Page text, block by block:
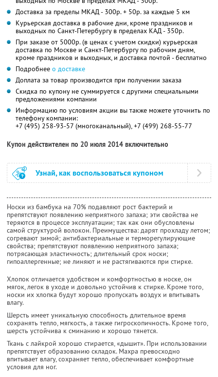
Доставка за пределы МКАД - 300р. + 50р. за каждые 5 км
Курьерская доставка в рабочие дни, кроме праздников и
выходных по Санкт-Петербургу в пределах КАД - 350р.
При заказе от 5000р. (в ценах с учетом скидки) курьерская
доставка по Москве и Санкт-Петербургу по рабочим дням,
кроме праздников и выходных, и доставка почтой - бесплатно
Подробнее о доставке
Доплата за товар производится при получении заказа
Скидка по купону не суммируется с другими специальными
предложениями компании
Информацию по условиям акции вы также можете уточнить по
телефону компании:
+7 (495) 258-93-57 (многоканальный), +7 (499) 268-55-77
Купон действителен по 20 июля 2014 включительно
Узнай, как воспользоваться купоном
Носки из бамбука на 70% подавляют рост бактерий и
препятствуют появлению неприятного запаха; эти свойства не
теряются в процессе эксплуатации; так как они обусловлены
самой структурой волокон. Преимущества: дарят прохладу летом;
согревают зимой; антибактериальные и терморегулирующие
свойства; препятствуют появлению неприятного запаха;
потрясающая эластичность; длительный срок носки;
гипоаллергенные; не линяют и не растягиваются при стирке.
Хлопок отличается удобством и комфортностью в носке, он
мягок, легок в уходе и довольно устойчив к стирке. Кроме того,
носки их хлопка будут хорошо пропускать воздух и впитывать
влагу.
Шерсть имеет уникальную способность длительное время
сохранять тепло, мягкость, а также гигроскопичность. Кроме того,
шерсть устойчива к сминанию и хорошо тянется.
Ткань с лайкрой хорошо стирается, «дышит». При использовании
препятствует образованию складок. Махра превосходно
впитывает влагу, сохраняет тепло, обеспечивает комфортные
условия для ног.